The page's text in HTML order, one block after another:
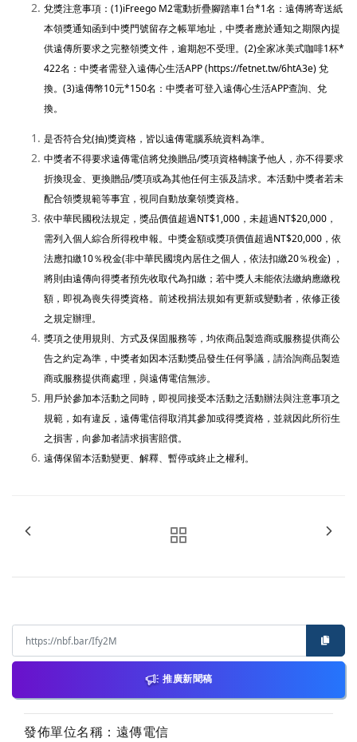
兌獎注意事項：(1)iFreego M2電動折疊腳踏車1台*1名：遠傳將寄送紙
本領獎通知函到中獎門號留存之帳單地址，中獎者應於通知之期限內提
供遠傳所要求之完整領獎文件，逾期恕不受理。 (2)全家冰美式咖啡1杯*
422名 ：中獎者需登入遠傳心生活APP(https://fetnet.tw/6htA3e)兌
換。(3)遠傳幣10元*150名：中獎者可登入遠傳心生活APP查詢、兌
換。
是否符合兌(抽)獎資格，皆以遠傳電腦系統資料為準。
中獎者不得要求遠傳電信將兌換贈品/獎項資格轉讓予他人，亦不得要求
折換現金、更換贈品/獎項或為其他任何主張及請求。本活動中獎者若未
配合領獎規範等事宜，視同自動放棄領獎資格。
依中華民國稅法規定，獎品價值超過NT$1,000，未超過NT$20,000，
需列入個人綜合所得稅申報。中獎金額或獎項價值超過NT$20,000，依
法應扣繳10％稅金(非中華民國境內居住之個人，依法扣繳20％稅金) ，
將則由遠傳向得獎者預先收取代為扣繳；若中獎人未能依法繳納應繳稅
額，即視為喪失得獎資格。前述稅捐法規如有更新或變動者，依修正後
之規定辦理。
獎項之使用規則、方式及保固服務等，均依商品製造商或服務提供商公
告之約定為準，中獎者如因本活動獎品發生任何爭議，請洽詢商品製造
商或服務提供商處理，與遠傳電信無涉。
用戶於參加本活動之同時，即視同接受本活動之活動辦法與注意事項之
規範，如有違反，遠傳電信得取消其參加或得獎資格，並就因此所衍生
之損害，向參加者請求損害賠償。
遠傳保留本活動變更、解釋、暫停或終止之權利。
推廣新聞稿
發佈單位名稱：遠傳電信